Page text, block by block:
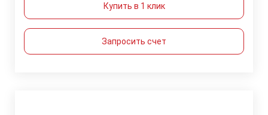
Купить в 1 клик
Запросить счет